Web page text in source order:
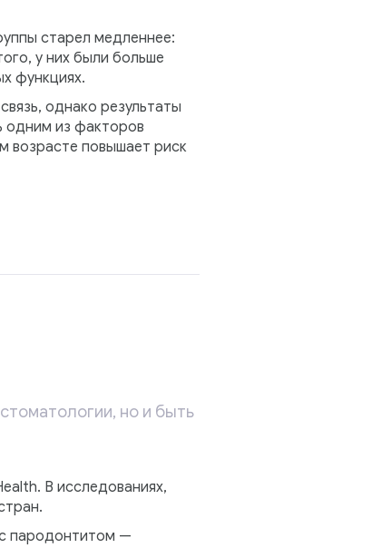
старел медленнее:
у них были больше
функциях.
однако результаты
одним из факторов
возрасте повышает риск
но и быть
В исследованиях,
пародонтитом —